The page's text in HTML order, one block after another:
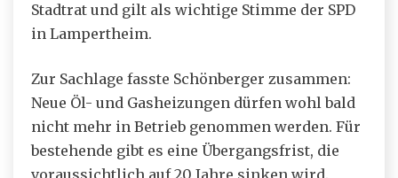
Stadtrat und gilt als wichtige Stimme der SPD
in Lampertheim.
Zur Sachlage fasste Schönberger zusammen:
Neue Öl- und Gasheizungen dürfen wohl bald
nicht mehr in Betrieb genommen werden. Für
bestehende gibt es eine Übergangsfrist, die